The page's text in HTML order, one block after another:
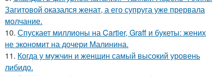
Загитовой оказался женат, а его супруга уже прервала
молчание.
10. Спускает миллионы на Cartier, Graff и букеты: жених
не экономит на дочери Малинина.
11. Когда у мужчин и женщин самый высокий уровень
либидо.